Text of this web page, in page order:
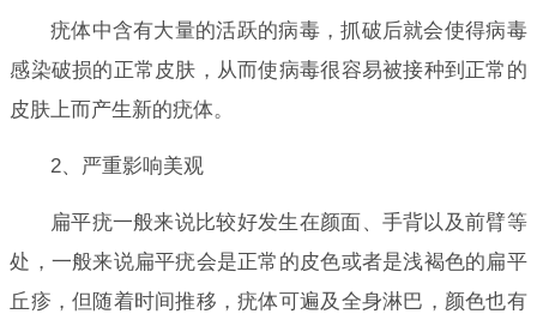
疣体中含有大量的活跃的病毒，抓破后就会使得病毒
感染破损的正常皮肤，从而使病毒很容易被接种到正常的
皮肤上而产生新的疣体。
2、严重影响美观
扁平疣一般来说比较好发生在颜面、手背以及前臂等
处，一般来说扁平疣会是正常的皮色或者是浅褐色的扁平
丘疹，但随着时间推移，疣体可遍及全身淋巴，颜色也有